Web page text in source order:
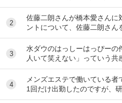
2
佐藤二朗さんが橋本愛さんに
ントについて、佐藤二朗さん
ね。 これは極端に言えば、
3
水ダウのはっしーはっぴーの
人いて笑えない」っていう共
ubeのコメント欄に多すぎて
4
メンズエステで働いている者
1回だけ出勤したのですが、
時に「元々デリをやっていた